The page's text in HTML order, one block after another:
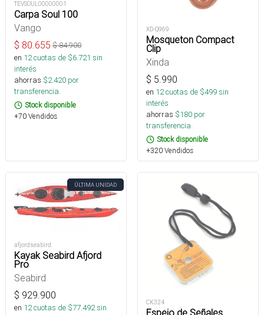
TEVSOUL00000001
Carpa Soul 100
Vango
$ 80.655 $84.900
en 12cuotas de $6.721 sin
interés
ahorras $2.420 por
transferencia.
Stock disponible
+70 Vendidos
XD-Q969
Mosqueton Compact
Clip
Xinda
$ 5.990
en 12cuotas de $499sin
interés
ahorras $180 por
transferencia.
Stock disponible
+320 Vendidos
ÚLTIMA UNIDAD
afjordseabird
Kayak Seabird Afjord
Pro
Seabird
$ 929.900
en 12cuotas de $77.492sin
CK324